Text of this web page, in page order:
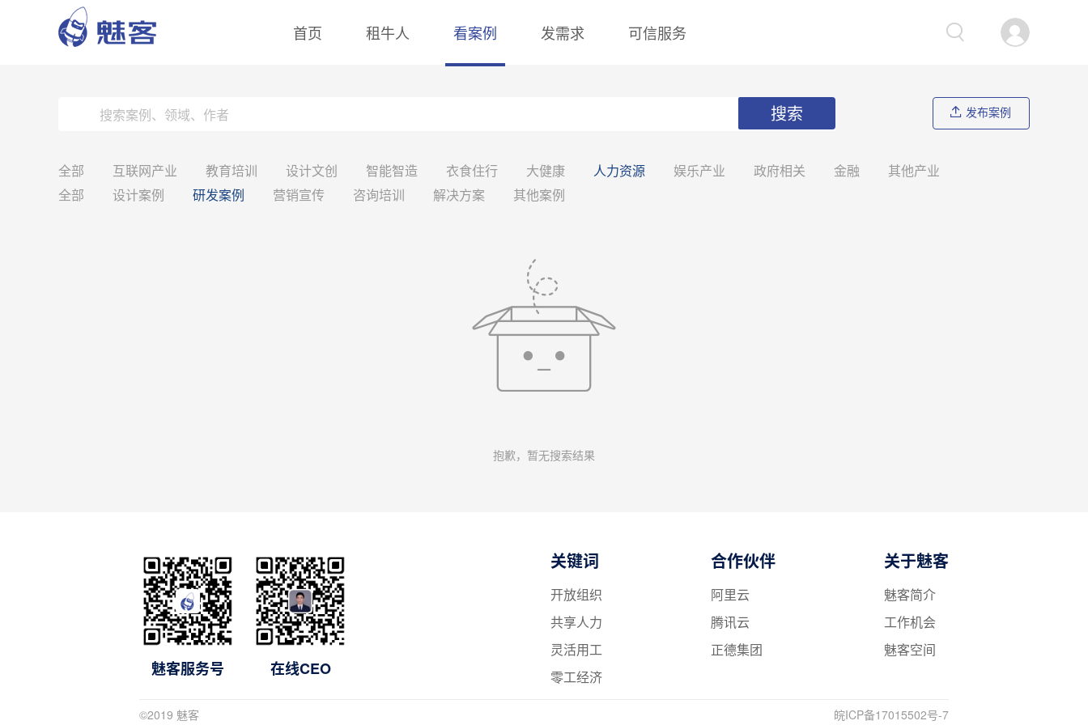
首页 租牛人 看案例 发需求 可信服务
搜索 发布案例
全部 互联网产业 教育培训 设计文创 智能智造 衣食住行 大健康 人力资源 娱乐产业 政府相关 金融
其他产业
全部
设计案例 研发案例 营销宣传 咨询培训 解决方案 其他案例
抱歉，暂无搜索结果
魅客服务号 在线CEO
关键词
开放组织
共享人力
灵活用工
零工经济
合作伙伴
阿里云
腾讯云
正德集团
关于魅客
魅客简介
工作机会
魅客空间
©2019 魅客 皖ICP备17015502号-7